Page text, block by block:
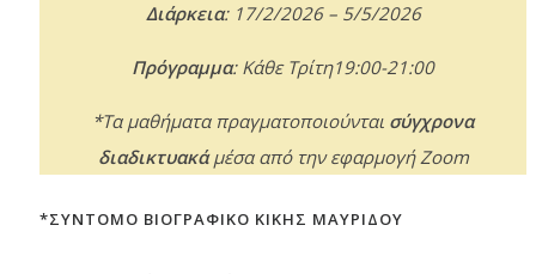
Διάρκεια: 17/2/2026 – 5/5/2026
Πρόγραμμα: Κάθε Τρίτη19:00-21:00
*Τα μαθήματα πραγματοποιούνται σύγχρονα
διαδικτυακάμέσα από την εφαρμογή Zoom
*ΣΥΝΤΟΜΟ ΒΙΟΓΡΑΦΙΚΟ ΚΙΚΗΣ ΜΑΥΡΙΔΟΥ